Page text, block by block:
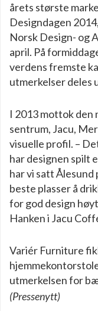
årets største
Designdagen
Norsk Design- og
april. På
verdens fremste
utmerkelser deles
I 2013 mottok den
sentrum, Jacu,
visuelle profil. –
har designen spilt
har vi satt Ålesund
beste plasser å
for god design
Hanken i Jacu
Variér Furniture
utmerkelsen for
(Pressenytt)